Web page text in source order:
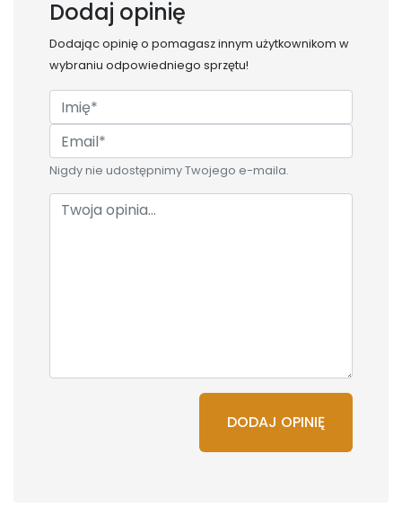
Dodaj opinię
Dodając opinię o pomagasz innym użytkownikom w
wybraniu odpowiedniego sprzętu!
Nigdy nie udostępnimy Twojego e-maila.
DODAJ OPINIĘ